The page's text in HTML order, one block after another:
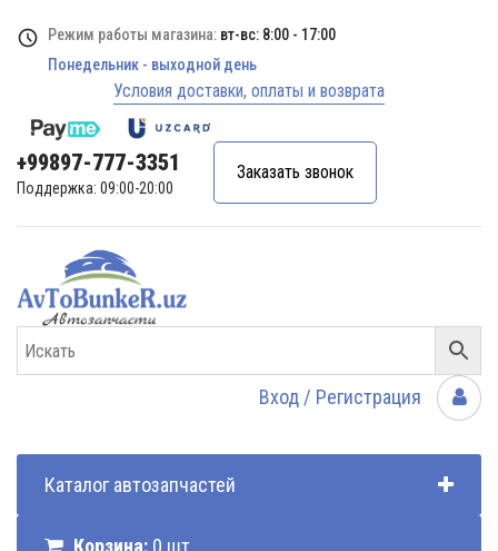
Режим работы магазина: вт-вс: 8:00 - 17:00
Понедельник - выходной день
Условия доставки, оплаты и возврата
+99897-777-3351
Поддержка: 09:00-20:00
Заказать звонок
Вход / Регистрация
Каталог автозапчастей
Корзина: 0 шт.